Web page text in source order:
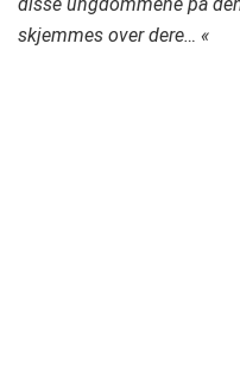
skjemmes over dere… «